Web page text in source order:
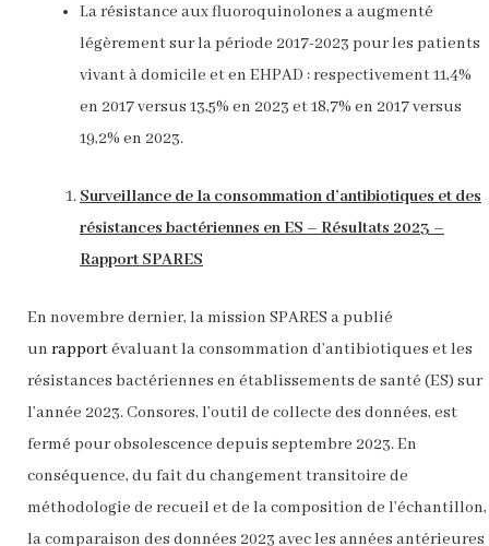
La résistance aux fluoroquinolones a augmenté
légèrement sur la période 2017-2023 pour les patients
vivant à domicile et en EHPAD : respectivement 11,4%
en 2017 versus 13,5% en 2023 et 18,7% en 2017 versus
19,2% en 2023.
Surveillance de la consommation d’antibiotiques et des
résistances bactériennes en ES – Résultats 2023 –
Rapport SPARES
En novembre dernier, la mission SPARES a publié
un rapportévaluant la consommation d’antibiotiques et les
résistances bactériennes en établissements de santé (ES) sur
l’année 2023. Consores, l’outil de collecte des données, est
fermé pour obsolescence depuis septembre 2023. En
conséquence, du fait du changement transitoire de
méthodologie de recueil et de la composition de l’échantillon,
la comparaison des données 2023 avec les années antérieures